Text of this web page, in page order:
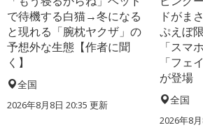
で待機する白猫→冬になる
と現れる「腕枕ヤクザ」の
予想外な生態【作者に聞
く】
全国
2026年8月8日 20:35 更新
ドがま
ぷえぼ
「スマ
「フェ
が登場
全国
2026年8